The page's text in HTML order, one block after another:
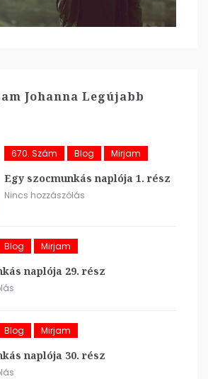
Johanna Legújabb
670. Szám Blog Mirjam
Egy szocmunkás naplója 1. rész
Nincs hozzászólás
Blog Mirjam
naplója 29. rész
Blog Mirjam
naplója 30. rész